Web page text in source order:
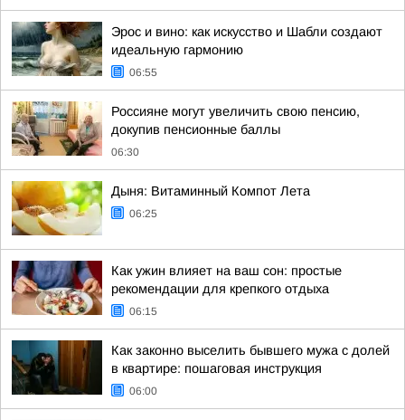
Эрос и вино: как искусство и Шабли создают
идеальную гармонию
06:55
Россияне могут увеличить свою пенсию,
докупив пенсионные баллы
06:30
Дыня: Витаминный Компот Лета
06:25
Как ужин влияет на ваш сон: простые
рекомендации для крепкого отдыха
06:15
Как законно выселить бывшего мужа с долей
в квартире: пошаговая инструкция
06:00